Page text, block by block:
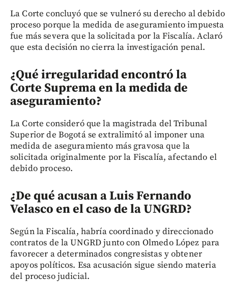
La Corte concluyó que se vulneró su derecho al debido
proceso porque la medida de aseguramiento impuesta
fue más severa que la solicitada por la Fiscalía. Aclaró
que esta decisión no cierra la investigación penal.
¿Qué irregularidad encontró la
Corte Suprema en la medida de
aseguramiento?
La Corte consideró que la magistrada del Tribunal
Superior de Bogotá se extralimitó al imponer una
medida de aseguramiento más gravosa que la
solicitada originalmente por la Fiscalía, afectando el
debido proceso.
¿De qué acusan a Luis Fernando
Velasco en el caso de la UNGRD?
Según la Fiscalía, habría coordinado y direccionado
contratos de la UNGRD junto con Olmedo López para
favorecer a determinados congresistas y obtener
apoyos políticos. Esa acusación sigue siendo materia
del proceso judicial.